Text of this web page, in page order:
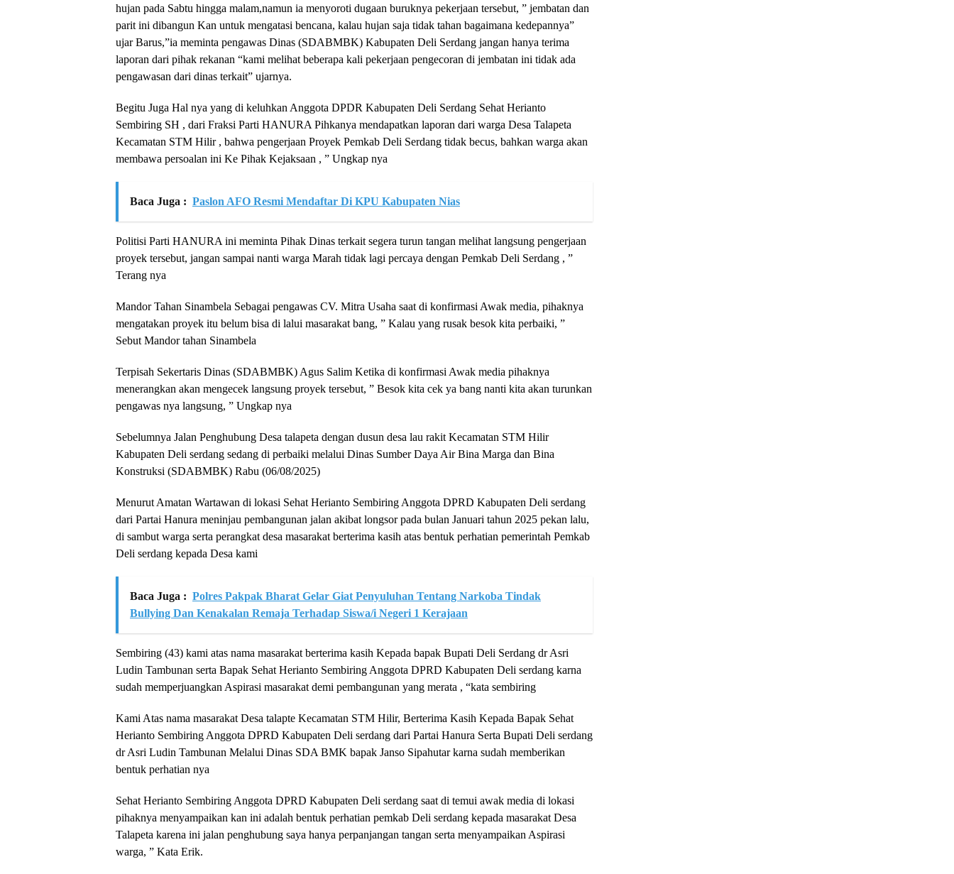
hujan pada Sabtu hingga malam,namun ia menyoroti dugaan buruknya pekerjaan tersebut, ” jembatan dan
parit ini dibangun Kan untuk mengatasi bencana, kalau hujan saja tidak tahan bagaimana kedepannya”
ujar Barus,”ia meminta pengawas Dinas (SDABMBK) Kabupaten Deli Serdang jangan hanya terima
laporan dari pihak rekanan “kami melihat beberapa kali pekerjaan pengecoran di jembatan ini tidak ada
pengawasan dari dinas terkait” ujarnya.
Begitu Juga Hal nya yang di keluhkan Anggota DPDR Kabupaten Deli Serdang Sehat Herianto
Sembiring SH , dari Fraksi Parti HANURA Pihkanya mendapatkan laporan dari warga Desa Talapeta
Kecamatan STM Hilir , bahwa pengerjaan Proyek Pemkab Deli Serdang tidak becus, bahkan warga akan
membawa persoalan ini Ke Pihak Kejaksaan , ” Ungkap nya
Baca Juga : Paslon AFO Resmi Mendaftar Di KPU Kabupaten Nias
Politisi Parti HANURA ini meminta Pihak Dinas terkait segera turun tangan melihat langsung pengerjaan
proyek tersebut, jangan sampai nanti warga Marah tidak lagi percaya dengan Pemkab Deli Serdang , ”
Terang nya
Mandor Tahan Sinambela Sebagai pengawas CV. Mitra Usaha saat di konfirmasi Awak media, pihaknya
mengatakan proyek itu belum bisa di lalui masarakat bang, ” Kalau yang rusak besok kita perbaiki, ”
Sebut Mandor tahan Sinambela
Terpisah Sekertaris Dinas (SDABMBK) Agus Salim Ketika di konfirmasi Awak media pihaknya
menerangkan akan mengecek langsung proyek tersebut, ” Besok kita cek ya bang nanti kita akan turunkan
pengawas nya langsung, ” Ungkap nya
Sebelumnya Jalan Penghubung Desa talapeta dengan dusun desa lau rakit Kecamatan STM Hilir
Kabupaten Deli serdang sedang di perbaiki melalui Dinas Sumber Daya Air Bina Marga dan Bina
Konstruksi (SDABMBK) Rabu (06/08/2025)
Menurut Amatan Wartawan di lokasi Sehat Herianto Sembiring Anggota DPRD Kabupaten Deli serdang
dari Partai Hanura meninjau pembangunan jalan akibat longsor pada bulan Januari tahun 2025 pekan lalu,
di sambut warga serta perangkat desa masarakat berterima kasih atas bentuk perhatian pemerintah Pemkab
Deli serdang kepada Desa kami
Baca Juga : Polres Pakpak Bharat Gelar Giat Penyuluhan Tentang Narkoba Tindak
Bullying Dan Kenakalan Remaja Terhadap Siswa/i Negeri 1 Kerajaan
Sembiring (43) kami atas nama masarakat berterima kasih Kepada bapak Bupati Deli Serdang dr Asri
Ludin Tambunan serta Bapak Sehat Herianto Sembiring Anggota DPRD Kabupaten Deli serdang karna
sudah memperjuangkan Aspirasi masarakat demi pembangunan yang merata , “kata sembiring
Kami Atas nama masarakat Desa talapte Kecamatan STM Hilir, Berterima Kasih Kepada Bapak Sehat
Herianto Sembiring Anggota DPRD Kabupaten Deli serdang dari Partai Hanura Serta Bupati Deli serdang
dr Asri Ludin Tambunan Melalui Dinas SDA BMK bapak Janso Sipahutar karna sudah memberikan
bentuk perhatian nya
Sehat Herianto Sembiring Anggota DPRD Kabupaten Deli serdang saat di temui awak media di lokasi
pihaknya menyampaikan kan ini adalah bentuk perhatian pemkab Deli serdang kepada masarakat Desa
Talapeta karena ini jalan penghubung saya hanya perpanjangan tangan serta menyampaikan Aspirasi
warga, ” Kata Erik.